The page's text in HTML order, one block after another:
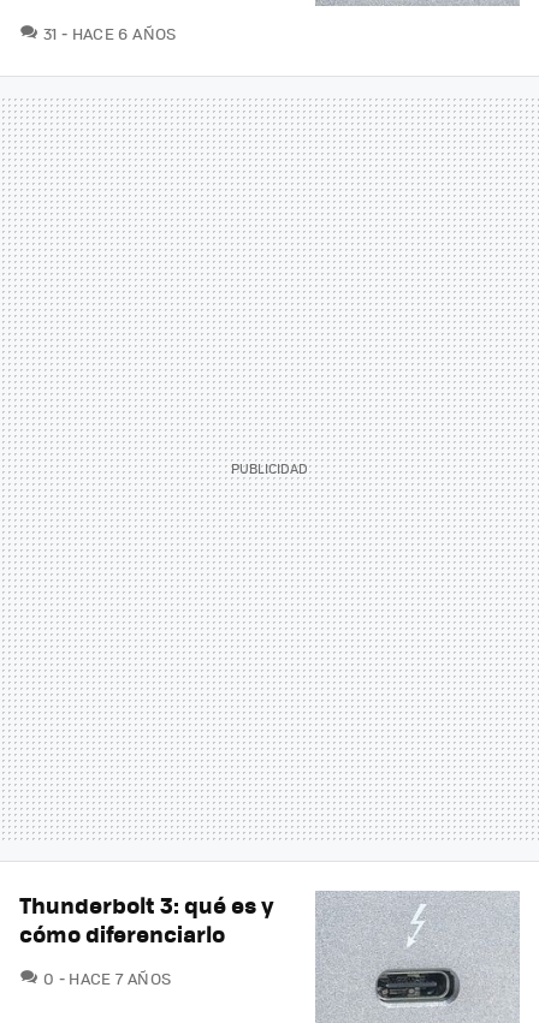
31 COMENTARIOS
HACE 6 AÑOS
Thunderbolt 3: qué es y
cómo diferenciarlo
0 COMENTARIOS
HACE 7 AÑOS